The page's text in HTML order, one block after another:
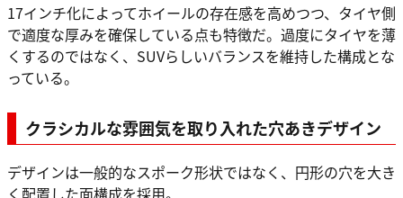
17インチ化によってホイールの存在感を高めつつ、タイヤ側
で適度な厚みを確保している点も特徴だ。過度にタイヤを薄
くするのではなく、SUVらしいバランスを維持した構成とな
っている。
クラシカルな雰囲気を取り入れた穴あきデザイン
デザインは一般的なスポーク形状ではなく、円形の穴を大き
く配置した面構成を採用。